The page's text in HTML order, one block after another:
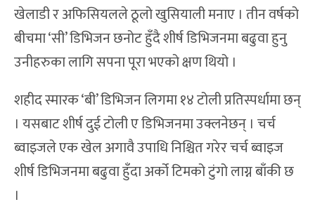
खेलाडी र अफिसियलले ठूलो खुसियाली मनाए । तीन वर्षको
बीचमा ‘सी’ डिभिजन छनोट हुँदै शीर्ष डिभिजनमा बढुवा हुनु
उनीहरुका लागि सपना पूरा भएको क्षण थियो ।
शहीद स्मारक ‘बी’ डिभिजन लिगमा १४ टोली प्रतिस्पर्धामा छन्
। यसबाट शीर्ष दुई टोली ए डिभिजनमा उक्लनेछन् । चर्च
ब्वाइजले एक खेल अगावै उपाधि निश्चित गरेर चर्च ब्वाइज
शीर्ष डिभिजनमा बढुवा हुँदा अर्को टिमको टुंगो लाग्न बाँकी छ
।